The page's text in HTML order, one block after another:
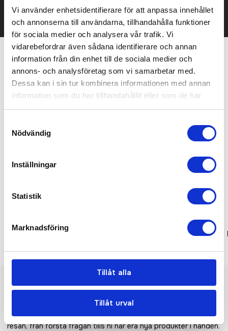
Vi använder enhetsidentifierare för att anpassa innehållet
och annonserna till användarna, tillhandahålla funktioner
för sociala medier och analysera vår trafik. Vi
vidarebefordrar även sådana identifierare och annan
information från din enhet till de sociala medier och
annons- och analysföretag som vi samarbetar med.
Dessa kan i sin tur kombinera informationen med annan
information som du har tillhandahållit eller som de har
samlat in när du har använt deras tjänster.
Nödvändig
Inställningar
Statistik
Marknadsföring
Tillåt alla
Tillåt urval
KONTAKTA OSS
Relaterade produkter
Fluo 2 Bands Waistcoat
Bra pris
Core Enhanced Visibility Vest
Få personlig hjälp av oss när ni beställer, vi finns här hela
resan, från första frågan tills ni har era nya produkter i handen.